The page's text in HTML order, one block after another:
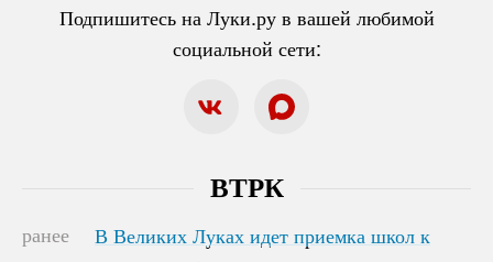
Подпишитесь на Луки.ру в вашей любимой
социальной сети:
ВТРК
ранее
В Великих Луках идет приемка школ к
В Великих Луках идет приемка школ к